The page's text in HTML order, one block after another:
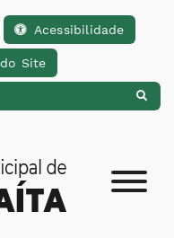
[alt+2] Ir para a busca
Acessibilidade
Site